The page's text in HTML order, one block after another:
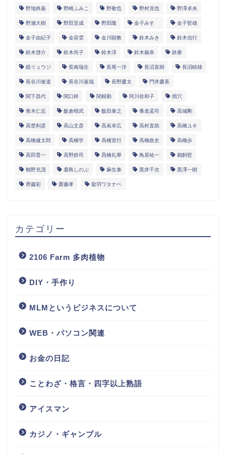
野地秩嘉 野崎ふみこ 野敬也 野村克也 野澤卓央
野瀬大樹 野田宜成 野田隆 金子みすゞ 金子哲雄
金子由紀子 金容雲 金川顕教 鈴木みき 鈴木信行
鈴木啓介 鈴木尚子 鈴木淳 鈴木義幸 鉄拳
鏡リュウジ 長南瑞生 長尾一洋 長沼直樹 長沼睦雄
長谷川俊道 長谷川嘉哉 長野慶太 門井慶喜
関下昌代 関口梓 関根勤 阿川佐和子 雨穴
青木仁志 飯倉晴武 飯田泰之 養老孟司 高城剛
高埜利彦 高山文彦 高嶌幸広 高村直助 高橋ユキ
高橋健太郎 高橋学 高橋宣行 高橋政史 高橋歩
高田晋一 高野鉄司 髙橋礼華 鳥居祐一 鵜飼哲
鶴野充茂 鹿島しのぶ 麻生泰 黒井千次 黒澤一樹
齊藤彩 齋藤孝 龍羽ワタナベ
カテゴリー
2106 Farm 多肉植物
DIY・手作り
MLMというビジネスについて
WEB・パソコン関連
お金の日記
ことわざ・格言・四字以上熟語
アイスマン
カジノ・ギャンブル